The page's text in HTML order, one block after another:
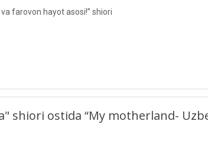
farovon hayot asosi!” shiori
shiori ostida “My motherland-